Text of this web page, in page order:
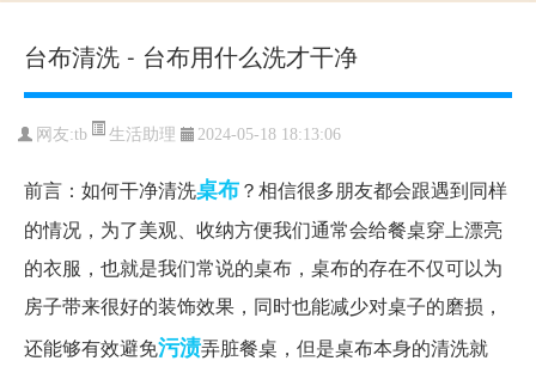
台布清洗 - 台布用什么洗才干净
网友:tb 生活助理 2024-05-18 18:13:06
前言：如何干净清洗桌布？相信很多朋友都会跟遇到同样
的情况，为了美观、收纳方便我们通常会给餐桌穿上漂亮
的衣服，也就是我们常说的桌布，桌布的存在不仅可以为
房子带来很好的装饰效果，同时也能减少对桌子的磨损，
还能够有效避免污渍弄脏餐桌，但是桌布本身的清洗就